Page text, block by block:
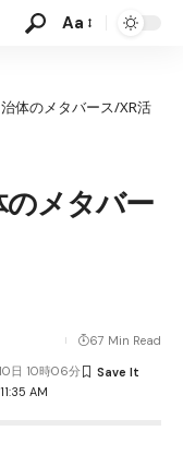
Aa
治体のメタバース/XR活
のメタバー
AM
日 10時06分
67 Min Read